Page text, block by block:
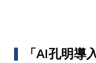
「AI孔明導